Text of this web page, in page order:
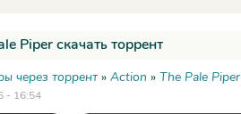
Piper скачать торрент
через торрент» Action » The Pale Piper
- 16:54